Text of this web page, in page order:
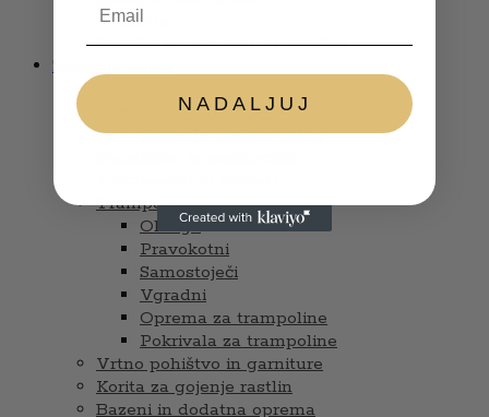
Glasbila
Punčke in dodatki za punčke
Hiške s tobogani
Zunanje otroške hiške
Trampolini
Okrogli
Pravokotni
Samostoječi
Vgradni
Oprema za trampoline
Pokrivala za trampoline
Vrtno pohištvo in garniture
Korita za gojenje rastlin
Bazeni in dodatna oprema
NADALJUJ